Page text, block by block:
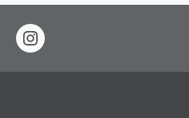
instagram